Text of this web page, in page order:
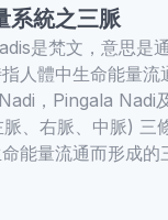
系統之三脈
是梵文，意思是
人體中生命能量流
，Pingala Nadi
、右脈、中脈) 三
能量流通而形成的